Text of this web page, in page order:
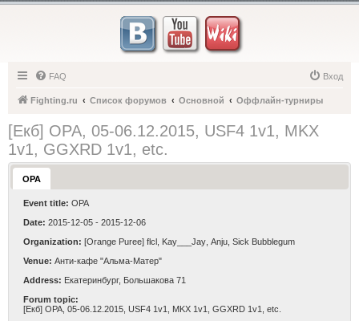
FAQ Вход
Fighting.ru Список форумов Основной Оффлайн-турниры
[Екб] OPA, 05-06.12.2015, USF4 1v1, MKX
1v1, GGXRD 1v1, etc.
OPA
Event title: OPA
Date: 2015-12-05 - 2015-12-06
Organization: [Orange Puree] flcl Kay___Jay, Anju, Sick Bubblegum
Venue: Анти-кафе "Альма-Матер"
Address: Екатеринбург, Большакова 71
Forum topic:
[Екб] OPA, 05-06.12.2015, USF4 1v1, MKX 1v1, GGXRD 1v1, etc.